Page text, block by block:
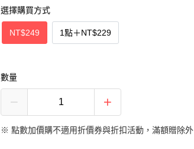
選擇購買方式
NT$249 1點＋NT$229
數量
※點數加價購不適用折價券與折扣活動，滿額贈除外